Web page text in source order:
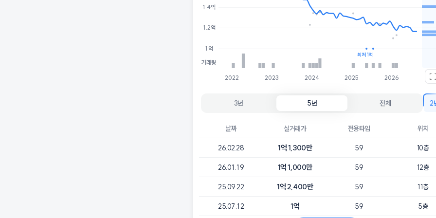
2022 2023 2024 2025 2026
거래량
1억
1.2억
1.4억
최저 1억
1.2억
1개
3년 5년 전체 2
날짜 실거래가 전용타입 위치
26.02.28 1억 1,300만 59 10층
26.01.19 1억 1,000만 59 12층
25.09.22 1억 2,400만 59 11층
25.07.12 1억 59 5층